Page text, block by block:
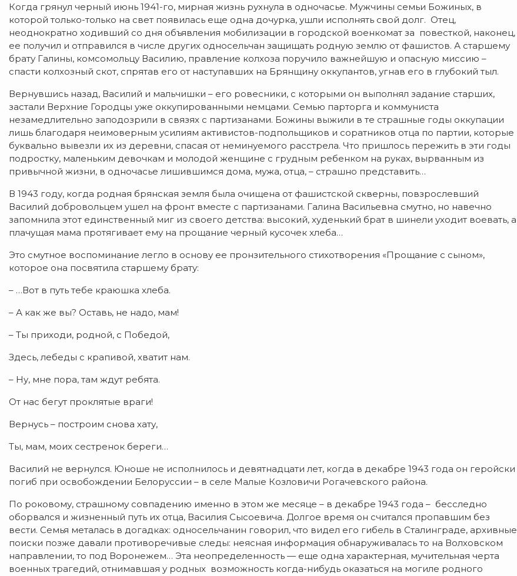
​Когда грянул черный июнь 1941-го, мирная жизнь рухнула в одночасье. Мужчины семьи Божиных, в
которой только-только на свет появилась еще одна дочурка, ушли исполнять свой долг. Отец,
неоднократно ходивший со дня объявления мобилизации в городской военкомат за повесткой, наконец,
ее получил и отправился в числе других односельчан защищать родную землю от фашистов. А старшему
брату Галины, комсомольцу Василию, правление колхоза поручило важнейшую и опасную миссию –
спасти колхозный скот, спрятав его от наступавших на Брянщину оккупантов, угнав его в глубокий тыл.
​Вернувшись назад, Василий и мальчишки – его ровесники, с которыми он выполнял задание старших,
застали Верхние Городцы уже оккупированными немцами. Семью парторга и коммуниста
незамедлительно заподозрили в связях с партизанами. Божины выжили в те страшные годы оккупации
лишь благодаря неимоверным усилиям активистов-подпольщиков и соратников отца по партии, которые
буквально вывезли их из деревни, спасая от неминуемого расстрела. Что пришлось пережить в эти годы
подростку, маленьким девочкам и молодой женщине с грудным ребенком на руках, вырванным из
привычной жизни, в одночасье лишившимся дома, мужа, отца, – страшно представить…
​​В 1943 году, когда родная брянская земля была очищена от фашистской скверны, повзрослевший
Василий добровольцем ушел на фронт вместе с партизанами. Галина Васильевна смутно, но навечно
запомнила этот единственный миг из своего детства: высокий, худенький брат в шинели уходит воевать, а
плачущая мама протягивает ему на прощание черный кусочек хлеба…
​Это смутное воспоминание легло в основу ее пронзительного стихотворения «Прощание с сыном»,
которое она посвятила старшему брату:
​– …Вот в путь тебе краюшка хлеба.
– А как же вы? Оставь, не надо, мам!
– Ты приходи, родной, с Победой,
Здесь, лебеды с крапивой, хватит нам.
– Ну, мне пора, там ждут ребята.
От нас бегут проклятые враги!
Вернусь – построим снова хату,
Ты, мам, моих сестренок береги…
​Василий не вернулся. Юноше не исполнилось и девятнадцати лет, когда в декабре 1943 года он геройски
погиб при освобождении Белоруссии – в селе Малые Козловичи Рогачевского района.
​По роковому, страшному совпадению именно в этом же месяце – в декабре 1943 года – бесследно
оборвался и жизненный путь их отца, Василия Сысоевича. Долгое время он считался пропавшим без
вести. Семья металась в догадках: односельчанин говорил, что видел его гибель в Сталинграде, архивные
поиски позже давали противоречивые следы: неясная информация обнаруживалась то на Волховском
направлении, то под Воронежем… Эта неопределенность — еще одна характерная, мучительная черта
военных трагедий, отнимавшая у родных возможность когда-нибудь оказаться на могиле родного